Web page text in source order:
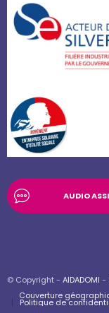
AUDIO
© Copyright - AIDADOMI -
Couverture
Politique de